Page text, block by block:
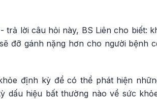
trả lời câu hỏi này, BS Liên cho biết:
đỡ gánh nặng hơn cho người bệnh
định kỳ để có thể phát hiện
dấu hiệu bất thường nào về sức